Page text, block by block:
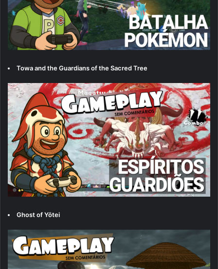
Towa and the Guardians of the Sacred Tree
Ghost of Yōtei